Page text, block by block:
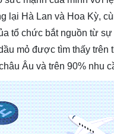
lại Hà Lan và Hoa Kỳ,
tổ chức bắt nguồn từ
mỏ được tìm thấy trên
Âu và trên 90% nhu